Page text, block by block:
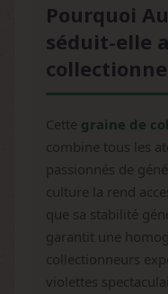
Pourquoi
séduit-elle
Cette graine de
combine tous les
passionnés de
culture la rend
que sa stabilité
garantit une
collectionneurs
violettes